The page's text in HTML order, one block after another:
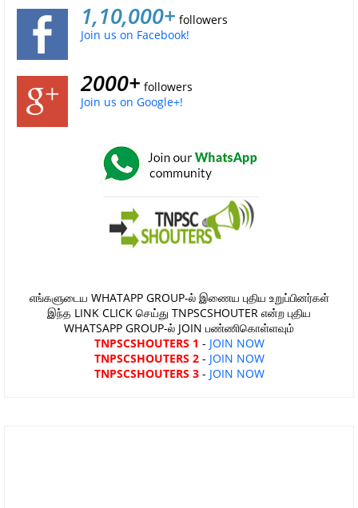
1,10,000+ followers
Join us on Facebook!
2000+ followers
Join us on Google+!
எங்களுடைய WHATAPP GROUP-ல் இணைய புதிய உறுப்பினர்கள்
இந்த LINK CLICK செய்து TNPSCSHOUTER என்ற புதிய
WHATSAPP GROUP-ல் JOIN பண்ணிகொள்ளவும்
TNPSCSHOUTERS 1 - JOIN NOW
TNPSCSHOUTERS 2- JOIN NOW
TNPSCSHOUTERS 3- JOIN NOW